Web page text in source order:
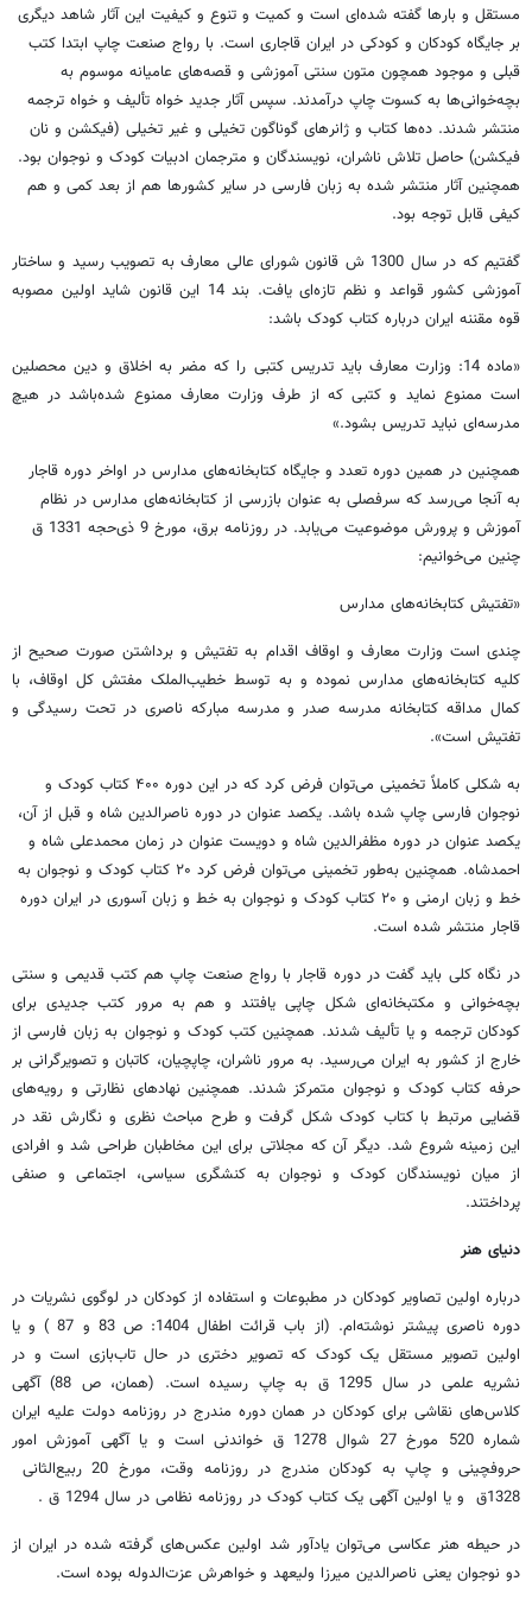
مستقل و بارها گفته شده‌ای است و کمیت و تنوع و کیفیت این آثار شاهد دیگری
بر جایگاه کودکان و کودکی در ایران قاجاری است. با رواج صنعت چاپ ابتدا کتب
قبلی و موجود همچون متون سنتی آموزشی و قصه‌های عامیانه موسوم به
بچه‌خوانی‌ها به کسوت چاپ درآمدند. سپس آثار جدید خواه تألیف و خواه ترجمه
منتشر شدند. ده‌ها کتاب و ژانرهای گوناگون تخیلی و غیر تخیلی (فیکشن و نان
فیکشن) حاصل تلاش ناشران، نویسندگان و مترجمان ادبیات کودک و نوجوان بود.
همچنین آثار منتشر شده به زبان فارسی در سایر کشورها هم از بعد کمی و هم
کیفی قابل توجه بود.
گفتیم که در سال 1300 ش قانون شورای عالی معارف به تصویب رسید و ساختار
آموزشی کشور قواعد و نظم تازه‌ای یافت. بند 14 این قانون شاید اولین مصوبه
قوه مقننه ایران درباره کتاب کودک باشد:
«ماده 14: وزارت معارف باید تدریس کتبی را که مضر به اخلاق و دین محصلین
است ممنوع نماید و کتبی که از طرف وزارت معارف ممنوع شده‌باشد در هیچ
مدرسه‌ای نباید تدریس بشود.»
همچنین در همین دوره تعدد و جایگاه کتابخانه‌های مدارس در اواخر دوره قاجار
به آنجا می‌رسد که سرفصلی به عنوان بازرسی از کتابخانه‌های مدارس در نظام
آموزش و پرورش موضوعیت می‌یابد. در روزنامه برق، مورخ 9 ذی‌حجه 1331 ق
چنین می‌خوانیم:
«تفتیش کتابخانه‌های مدارس
چندی است وزارت معارف و اوقاف اقدام به تفتیش و برداشتن صورت صحیح از
کلیه کتابخانه‌های مدارس نموده و به توسط خطیب‌الملک مفتش کل اوقاف، با
کمال مداقه کتابخانه مدرسه صدر و مدرسه مبارکه ناصری در تحت رسیدگی و
تفتیش است».
به شکلی کاملاً تخمینی می‌توان فرض کرد که در این دوره ۴۰۰ کتاب کودک و
نوجوان فارسی چاپ شده باشد. یکصد عنوان در دوره ناصرالدین شاه و قبل از آن،
یکصد عنوان در دوره مظفرالدین شاه و دویست عنوان در زمان محمدعلی شاه و
احمدشاه. همچنین به‌طور تخمینی می‌توان فرض کرد ۲۰ کتاب کودک و نوجوان به
خط و زبان ارمنی و ۲۰ کتاب کودک و نوجوان به خط و زبان آسوری در ایران دوره
قاجار منتشر شده است.
در نگاه کلی باید گفت در دوره قاجار با رواج صنعت چاپ هم کتب قدیمی و سنتی
بچه‌خوانی و مکتبخانه‌ای شکل چاپی یافتند و هم به مرور کتب جدیدی برای
کودکان ترجمه و یا تألیف شدند. همچنین کتب کودک و نوجوان به زبان فارسی از
خارج از کشور به ایران می‌رسید. به مرور ناشران، چاپچیان، کاتبان و تصویرگرانی بر
حرفه کتاب کودک و نوجوان متمرکز شدند. همچنین نهادهای نظارتی و رویه‌های
قضایی مرتبط با کتاب کودک شکل گرفت و طرح مباحث نظری و نگارش نقد در
این زمینه شروع شد. دیگر آن که مجلاتی برای این مخاطبان طراحی شد و افرادی
از میان نویسندگان کودک و نوجوان به کنشگری سیاسی، اجتماعی و صنفی
پرداختند.
دنیای هنر
درباره اولین تصاویر کودکان در مطبوعات و استفاده از کودکان در لوگوی نشریات در
دوره ناصری پیشتر نوشته‌ام. (از باب قرائت اطفال 1404: ص 83 و 87 ) و یا
اولین تصویر مستقل یک کودک که تصویر دختری در حال تاب‌بازی است و در
نشریه علمی در سال 1295 ق به چاپ رسیده است. (همان، ص 88) آگهی
کلاس‌های نقاشی برای کودکان در همان دوره مندرج در روزنامه دولت علیه ایران
شماره 520 مورخ 27 شوال 1278 ق خواندنی است و یا آگهی آموزش امور
حروفچینی و چاپ به کودکان مندرج در روزنامه وقت، مورخ 20 ربیع‌الثانی
1328ق و یا اولین آگهی یک کتاب کودک در روزنامه نظامی در سال 1294 ق .
در حیطه هنر عکاسی می‌توان یادآور شد اولین عکس‌های گرفته شده در ایران از
دو نوجوان یعنی ناصرالدین میرزا ولیعهد و خواهرش عزت‌الدوله بوده است.